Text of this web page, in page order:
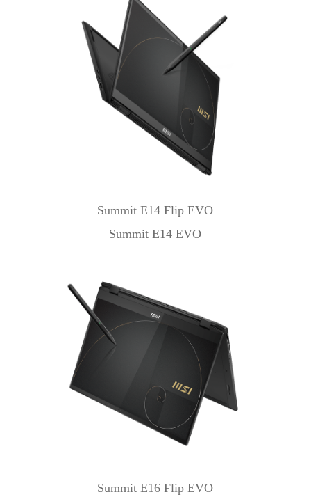
Summit E14 Flip EVO
Summit E14 EVO
Summit E16 Flip EVO